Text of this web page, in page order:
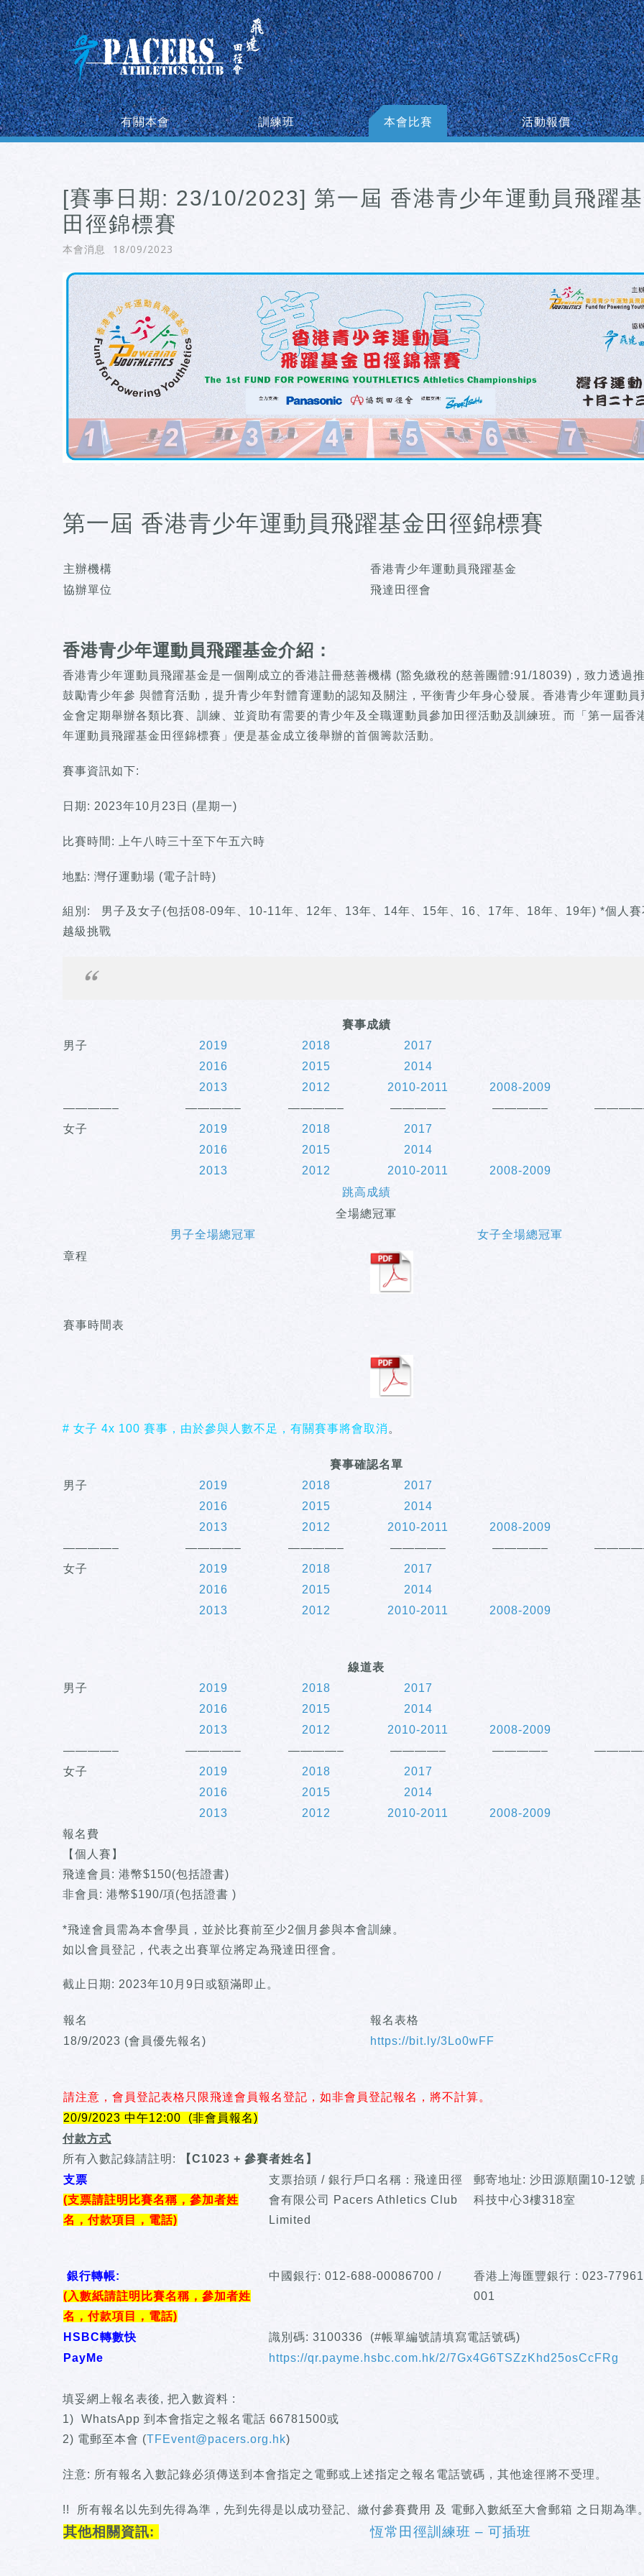
有關本會 訓練班 本會比賽 活動報價
[賽事日期: 23/10/2023] 第一屆 香港青少年運動員飛躍
田徑錦標賽
本會消息 18/09/2023
第一屆 香港青少年運動員飛躍基金田徑錦標賽
主辦機構
香港青少年運動員飛躍基金
協辦單位
飛達田徑會
香港青少年運動員飛躍基金介紹：
香港青少年運動員飛躍基金是一個剛成立的香港註冊慈善機構 (豁免繳稅的慈善團體:91/18039)，致力透過
鼓勵青少年參 與體育活動，提升青少年對體育運動的認知及關注，平衡青少年身心發展。香港青少年運動員
金會定期舉辦各類比賽、訓練、並資助有需要的青少年及全職運動員參加田徑活動及訓練班。而「第一屆香
年運動員飛躍基金田徑錦標賽」便是基金成立後舉辦的首個籌款活動。
賽事資訊如下:
日期: 2023年10月23日 (星期一)
比賽時間: 上午八時三十至下午五六時
地點: 灣仔運動場 (電子計時)
組別: 男子及女子(包括08-09年、10-11年、12年、13年、14年、15年、16、17年、18年、19年) *個人賽
越級挑戰
賽事成績
男子
2019 2018
2017
2016
2015
2014
2013
2012 2010-2011
2008-2009
————–
————– ————– ————– ————–
女子
2019 2018
2017
2016
2015
2014
2013
2012 2010-2011
2008-2009
跳高成績
全場總冠軍
男子全場總冠軍
女子全場總冠軍
章程
賽事時間表
# 女子 4x 100 賽事，由於參與人數不足，有關賽事將會取消 。
賽事確認名單
男子
2019 2018
2017
2016
2015
2014
2013
2012 2010-2011
2008-2009
————–
————– ————– ————– ————–
女子
2019 2018
2017
2016
2015
2014
2013
2012 2010-2011 2008-2009
線道表
男子
2019 2018
2017
2016
2015
2014
2013
2012 2010-2011
2008-2009
————–
————– ————– ————– ————–
女子
2019 2018
2017
2016
2015
2014
2013
2012 2010-2011
2008-2009
報名費
【個人賽】
飛達會員: 港幣$150(包括證書)
非會員: 港幣$190/項(包括證書 )
*飛達會員需為本會學員，並於比賽前至少2個月參與本會訓練。
如以會員登記，代表之出賽單位將定為飛達田徑會。
截止日期: 2023年10月9日或額滿即止。
報名
報名表格
18/9/2023 (會員優先報名)
https://bit.ly/3Lo0wFF
請注意，會員登記表格只限飛達會員報名登記，如非會員登記報名，將不計算。
20/9/2023 中午12:00 (非會員報名)
付款方式
所有入數記錄請註明:
【C1023 + 參賽者姓名】
支票
(支票請註明比賽名稱，參加者姓
名，付款項目，電話)
支票抬頭 / 銀行戶口名稱：飛達田徑
會有限公司 Pacers Athletics Club
Limited
郵寄地址: 沙田源順圍10-12號
科技中心3樓318室
銀行轉帳:
(入數紙請註明比賽名稱，參加者姓
名，付款項目，電話)
中國銀行: 012-688-00086700 /
香港上海匯豐銀行 : 023-
001
HSBC轉數快
識別碼: 3100336 (#帳單編號請填寫電話號碼)
PayMe
https://qr.payme.hsbc.com.hk/2/7Gx4G6TSZzKhd25osCcFRg
填妥網上報名表後, 把入數資料 :
1) WhatsApp 到本會指定之報名電話 66781500或
2) 電郵至本會 (TFEvent@pacers.org.hk)
注意: 所有報名入數記錄必須傳送到本會指定之電郵或上述指定之報名電話號碼，其他途徑將不受理。
!! 所有報名以先到先得為準，先到先得是以成功登記、繳付參賽費用 及 電郵入數紙至大會郵箱 之日期為準
其他相關資訊: 恆常田徑訓練班 – 可插班